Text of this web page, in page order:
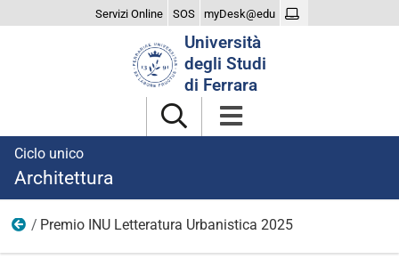
Servizi Online SOS myDesk@edu
Università
degli Studi
di Ferrara
Ciclo unico
Architettura
2025
Premio INU Letteratura Urbanistica 2025